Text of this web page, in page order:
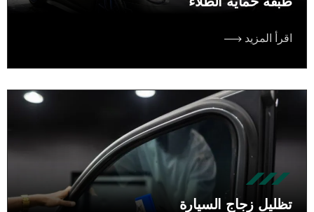
اقرأ المزيد
تظليل زجاج السيارة